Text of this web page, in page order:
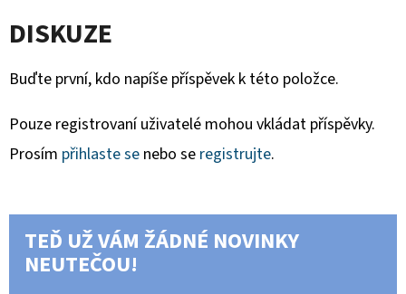
DISKUZE
Buďte první, kdo napíše příspěvek k této položce.
Pouze registrovaní uživatelé mohou vkládat příspěvky.
Prosím přihlaste se nebo se registrujte.
TEĎ UŽ VÁM ŽÁDNÉ NOVINKY
NEUTEČOU!